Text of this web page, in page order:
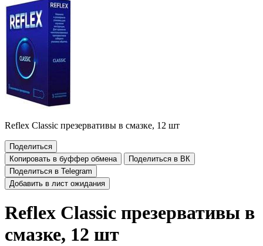
Reflex Classic презервативы в смазке, 12 шт
Поделиться
Копировать в буффер обмена
Поделиться в ВК
Поделиться в Telegram
Добавить в лист ожидания
Reflex Classic презервативы в
смазке, 12 шт